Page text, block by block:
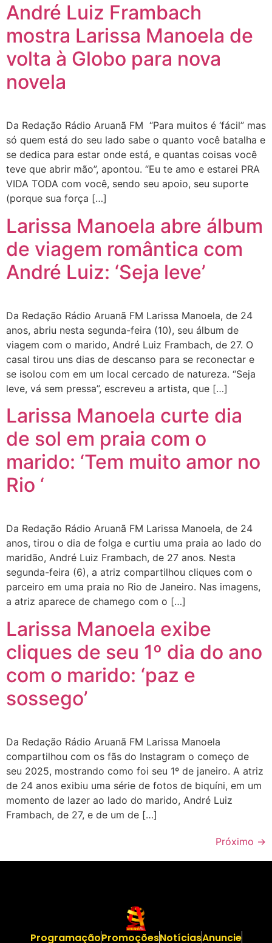
André Luiz Frambach
mostra Larissa Manoela de
volta à Globo para nova
novela
Da Redação Rádio Aruanã FM “Para muitos é ‘fácil” mas
só quem está do seu lado sabe o quanto você batalha e
se dedica para estar onde está, e quantas coisas você
teve que abrir mão”, apontou. “Eu te amo e estarei PRA
VIDA TODA com você, sendo seu apoio, seu suporte
(porque sua força […]
Larissa Manoela abre álbum
de viagem romântica com
André Luiz: ‘Seja leve’
Da Redação Rádio Aruanã FM Larissa Manoela, de 24
anos, abriu nesta segunda-feira (10), seu álbum de
viagem com o marido, André Luiz Frambach, de 27. O
casal tirou uns dias de descanso para se reconectar e
se isolou com em um local cercado de natureza. “Seja
leve, vá sem pressa”, escreveu a artista, que […]
Larissa Manoela curte dia
de sol em praia com o
marido: ‘Tem muito amor no
Rio ‘
Da Redação Rádio Aruanã FM Larissa Manoela, de 24
anos, tirou o dia de folga e curtiu uma praia ao lado do
maridão, André Luiz Frambach, de 27 anos. Nesta
segunda-feira (6), a atriz compartilhou cliques com o
parceiro em uma praia no Rio de Janeiro. Nas imagens,
a atriz aparece de chamego com o […]
Larissa Manoela exibe
cliques de seu 1º dia do ano
com o marido: ‘paz e
sossego’
Da Redação Rádio Aruanã FM Larissa Manoela
compartilhou com os fãs do Instagram o começo de
seu 2025, mostrando como foi seu 1º de janeiro. A atriz
de 24 anos exibiu uma série de fotos de biquíni, em um
momento de lazer ao lado do marido, André Luiz
Frambach, de 27, e de um de […]
Próximo →
ProgramaçãoPromoçõesNotíciasAnuncie